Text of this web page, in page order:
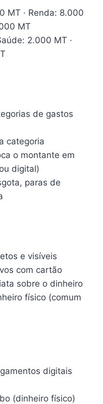
MT · Renda: 8.000
MT
2.000 MT ·
de gastos
categoria
o montante em
digital)
paras de
e visíveis
com cartão
sobre o dinheiro
físico (comum
digitais
(dinheiro físico)